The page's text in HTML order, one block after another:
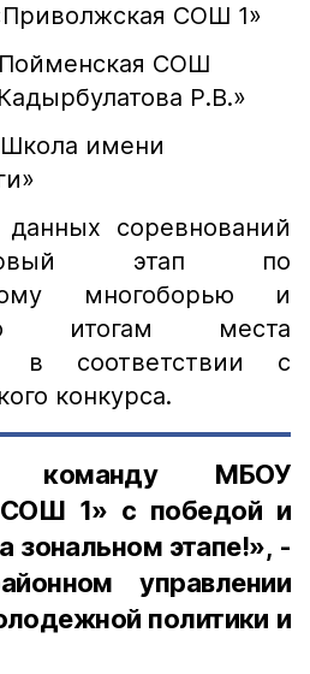
СОШ 1»
СОШ
Р.В.»
имени
соревнований
этап по
многоборью и
итогам места
в соответствии с
конкурса.
команду МБОУ
СОШ 1» с победой и
зональном этапе!», -
управлении
политики и